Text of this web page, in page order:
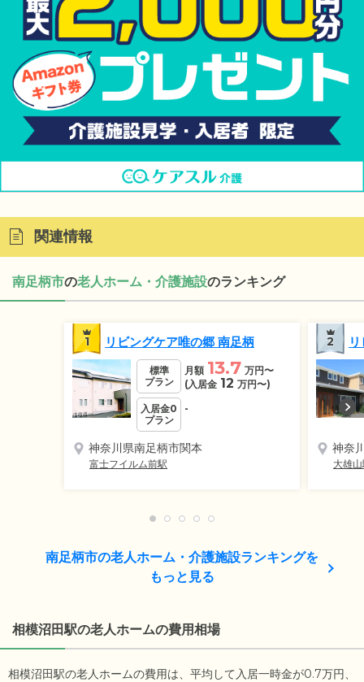
関連情報
南足柄市の老人ホーム・介護施設のランキング
1 リビングケア唯の郷 南足柄
標準
プラン
月額 13.7 万円〜
(入居金 12 万円〜)
入居金0
プラン
-
神奈川県南足柄市関本
富士フイルム前駅
2
神奈
大雄
南足柄市の老人ホーム・介護施設ランキングを
もっと見る
相模沼田駅の老人ホームの費用相場
相模沼田駅の老人ホームの費用は、平均して入居一時金が0.7万円、